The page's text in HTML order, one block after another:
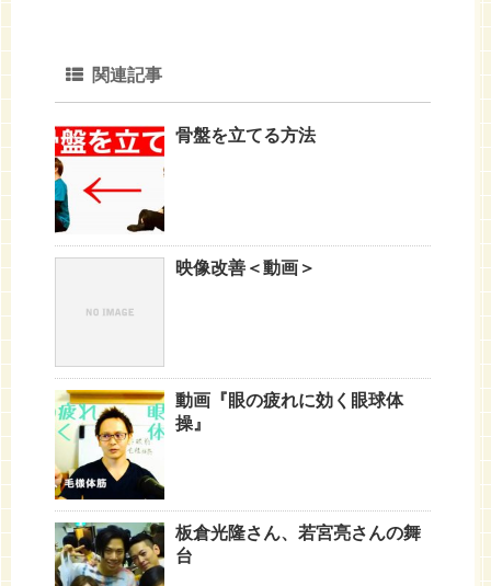
関連記事
骨盤を立てる方法
映像改善＜動画＞
動画『眼の疲れに効く眼球体
操』
板倉光隆さん、若宮亮さんの舞
台